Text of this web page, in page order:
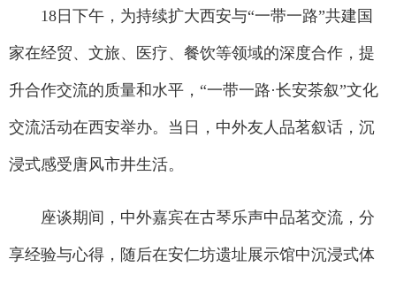
18日下午，为持续扩大西安与“一带一路”共建国
家在经贸、文旅、医疗、餐饮等领域的深度合作，提
升合作交流的质量和水平，“一带一路·长安茶叙”文化
交流活动在西安举办。当日，中外友人品茗叙话，沉
浸式感受唐风市井生活。
座谈期间，中外嘉宾在古琴乐声中品茗交流，分
享经验与心得，随后在安仁坊遗址展示馆中沉浸式体